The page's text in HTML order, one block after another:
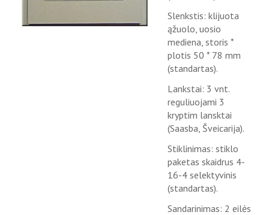
Slenkstis: klijuota
ąžuolo, uosio
mediena, storis *
plotis 50 * 78 mm
(standartas).
Lankstai: 3 vnt.
reguliuojami 3
kryptim lansktai
(Saasba, Šveicarija).
Stiklinimas: stiklo
paketas skaidrus 4-
16-4 selektyvinis
(standartas).
Sandarinimas: 2 eilės